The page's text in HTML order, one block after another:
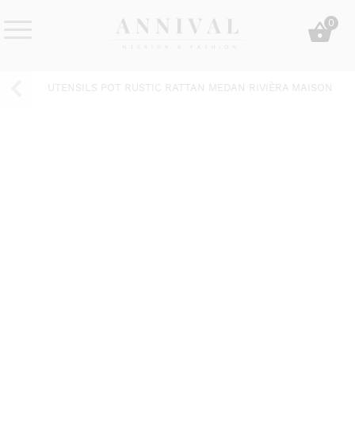
&
0
UTENSILS POT RUSTIC RATTAN MEDAN RIVIÈRA MAISON